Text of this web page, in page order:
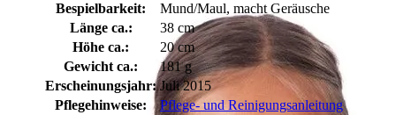
Bespielbarkeit:
Mund/Maul, macht Geräusche
Länge ca.:
38 cm
Höhe ca.:
20 cm
Gewicht ca.:
181 g
Erscheinungsjahr: Juli 2015
Pflegehinweise:
Pflege- und Reinigungsanleitung